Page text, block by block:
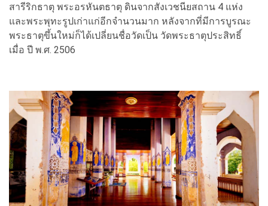
สารีริกธาตุ พระอรหันตธาตุ ดินจากสังเวชนียสถาน 4 แห่ง
และพระพุทะรูปเก่าแก่อีกจำนวนมาก หลังจากที่มีการบูรณะ
พระธาตุขึ้นใหม่ก็ได้เปลี่ยนชื่อวัดเป็น วัดพระธาตุประสิทธิ์
เมื่อ ปี พ.ศ. 2506